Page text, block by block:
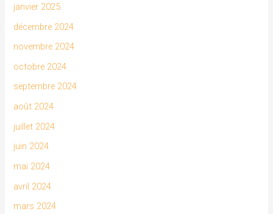
janvier 2025
décembre 2024
novembre 2024
octobre 2024
septembre 2024
août 2024
juillet 2024
juin 2024
mai 2024
avril 2024
mars 2024